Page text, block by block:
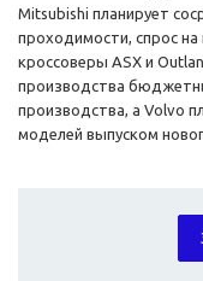
Mitsubishi планирует
проходимости, спрос
кроссоверы ASX и
производства
производства, а Volvo
моделей выпуском